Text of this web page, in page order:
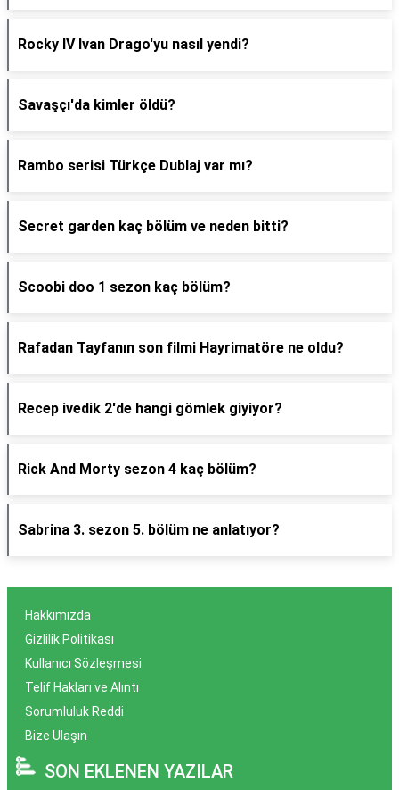
Rocky IV Ivan Drago'yu nasıl yendi?
Savaşçı'da kimler öldü?
Rambo serisi Türkçe Dublaj var mı?
Secret garden kaç bölüm ve neden bitti?
Scoobi doo 1 sezon kaç bölüm?
Rafadan Tayfanın son filmi Hayrimatöre ne oldu?
Recep ivedik 2'de hangi gömlek giyiyor?
Rick And Morty sezon 4 kaç bölüm?
Sabrina 3. sezon 5. bölüm ne anlatıyor?
Hakkımızda
Gizlilik Politikası
Kullanıcı Sözleşmesi
Telif Hakları ve Alıntı
Sorumluluk Reddi
Bize Ulaşın
SON EKLENEN YAZILAR